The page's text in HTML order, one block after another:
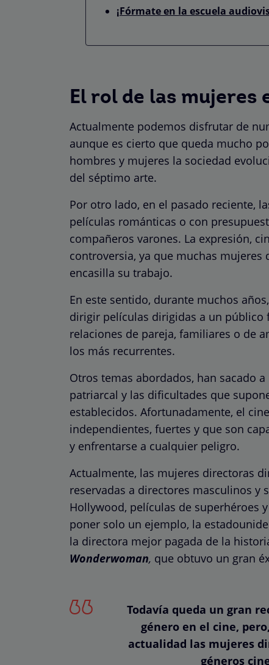
¡Fórmate en la escuela
El rol de las mujeres
Actualmente podemos disfrutar de
aunque es cierto que queda mucho
hombres y mujeres la sociedad
del séptimo arte.
Por otro lado, en el pasado reciente,
películas románticas o con
compañeros varones. La expresión,
controversia, ya que muchas
encasilla su trabajo.
En este sentido, durante muchos
dirigir películas dirigidas a un público
relaciones de pareja, familiares o de
los más recurrentes.
Otros temas abordados, han sacado
patriarcal y las dificultades que
establecidos. Afortunadamente, el
independientes, fuertes y que son
y enfrentarse a cualquier peligro.
Actualmente, las mujeres directoras
reservadas a directores masculinos y
Hollywood, películas de superhéroes
poner solo un ejemplo, la
la directora mejor pagada de la
Wonderwoman, que obtuvo un gran
Todavía queda un gran
género en el cine,
actualidad las mujeres
géneros